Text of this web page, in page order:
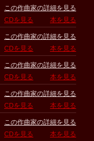
この作曲家の詳細を見る
CDを見る
本を見る
この作曲家の詳細を見る
CDを見る
本を見る
この作曲家の詳細を見る
CDを見る
本を見る
この作曲家の詳細を見る
CDを見る
本を見る
この作曲家の詳細を見る
CDを見る
本を見る